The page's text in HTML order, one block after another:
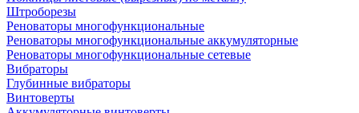
Штроборезы
Реноваторы многофункциональные
Реноваторы многофункциональные аккумуляторные
Реноваторы многофункциональные сетевые
Вибраторы
Глубинные вибраторы
Винтоверты